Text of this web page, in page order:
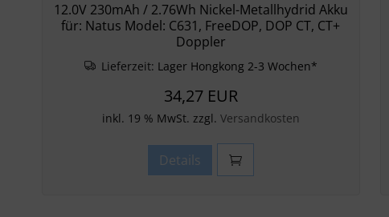
12.0V 230mAh / 2.76Wh Nickel-Metallhydrid Akku
für: Natus Model: C631, FreeDOP, DOP CT, CT+
Doppler
Lieferzeit: Lager Hongkong 2-3 Wochen*
34,27 EUR
inkl. 19 % MwSt. zzgl. Versandkosten
Details